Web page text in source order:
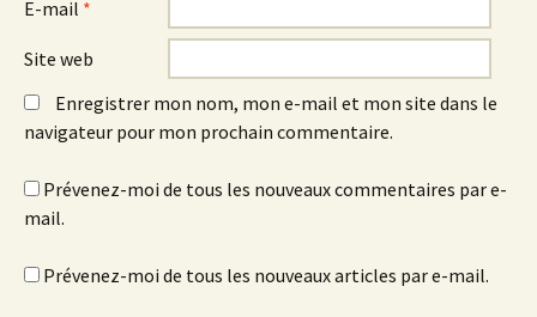
E-mail *
Site web
Enregistrer mon nom, mon e-mail et mon site dans le
navigateur pour mon prochain commentaire.
Prévenez-moi de tous les nouveaux commentaires par e-
mail.
Prévenez-moi de tous les nouveaux articles par e-mail.